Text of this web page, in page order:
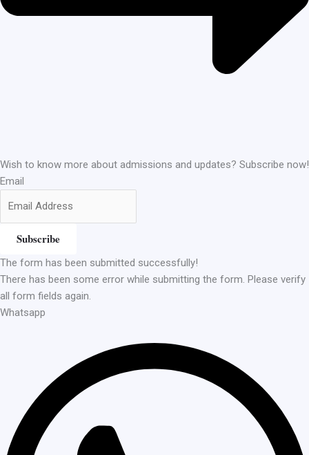
Wish to know more about admissions and updates? Subscribe now!
Email
Subscribe
The form has been submitted successfully!
There has been some error while submitting the form. Please verify
all form fields again.
Whatsapp